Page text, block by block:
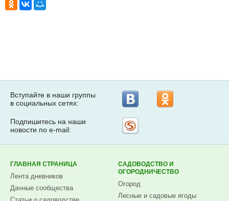
Вступайте в наши группы
в социальных сетях:
Подпишитесь на наши
новости по e-mail:
ГЛАВНАЯ СТРАНИЦА
Лента дневников
Дачные сообщества
САДОВОДСТВО И
ОГОРОДНИЧЕСТВО
Огород
Лесные и садовые ягоды